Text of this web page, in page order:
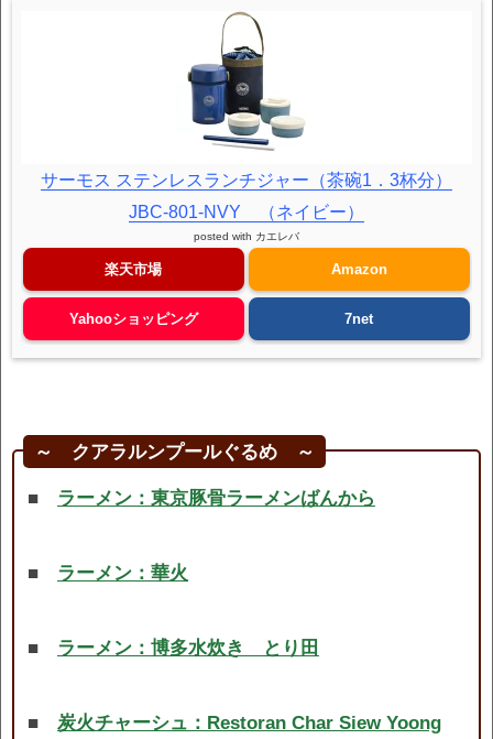
サーモス ステンレスランチジャー（茶碗1．3杯分）
JBC‐801‐NVY （ネイビー）
posted with カエレバ
楽天市場 Amazon
Yahooショッピング 7net
～ クアラルンプールぐるめ ～
■ ラーメン：東京豚骨ラーメンばんから
■ ラーメン：華火
■ ラーメン：博多水炊き とり田
■ 炭火チャーシュ：Restoran Char Siew Yoong